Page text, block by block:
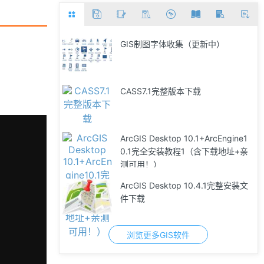
GIS制图字体收集（更新中）
CASS7.1完整版本下载
ArcGIS Desktop 10.1+ArcEngine1
0.1完全安装教程1（含下载地址+亲
测可用！）
ArcGIS Desktop 10.4.1完整安装文
件下载
浏览更多GIS软件